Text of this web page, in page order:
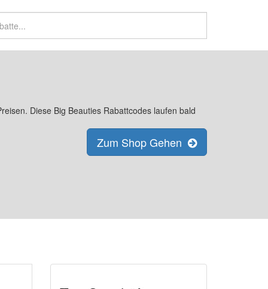
Diese Big Beauties Rabattcodes laufen bald
Zum Shop Gehen